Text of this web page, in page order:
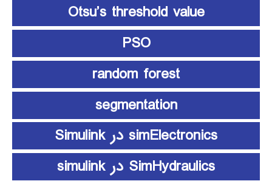
Otsu’s threshold value
PSO
random forest
segmentation
simElectronics در Simulink
SimHydraulics در simulink